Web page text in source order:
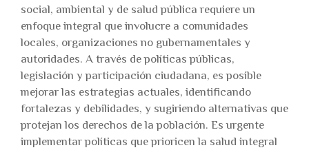
social, ambiental y de salud pública requiere un
enfoque integral que involucre a comunidades
locales, organizaciones no gubernamentales y
autoridades. A través de políticas públicas,
legislación y participación ciudadana, es posible
mejorar las estrategias actuales, identificando
fortalezas y debilidades, y sugiriendo alternativas que
protejan los derechos de la población. Es urgente
implementar políticas que prioricen la salud integral